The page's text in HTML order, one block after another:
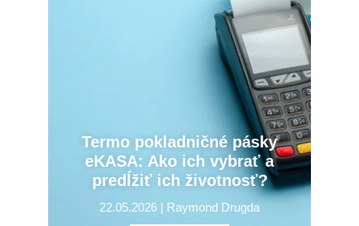
Termo pokladničné pásky
eKASA: Ako ich vybrať a
predĺžiť ich životnosť?
22.05.2026 | Raymond Drugda